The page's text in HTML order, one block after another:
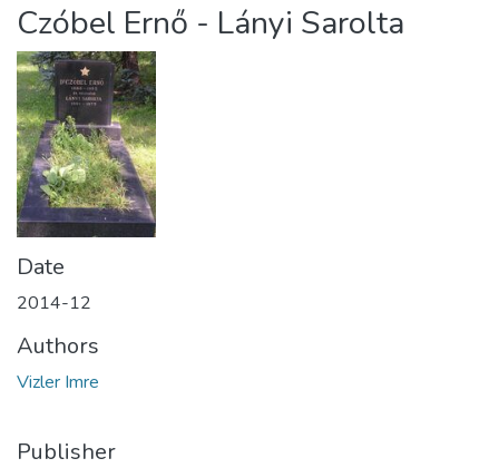
About us
Czóbel Ernő - Lányi Sarolta
Date
2014-12
Authors
Vizler Imre
Publisher